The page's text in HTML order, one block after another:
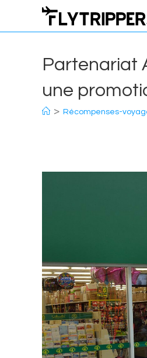
Partenariat
une
> Récompenses-